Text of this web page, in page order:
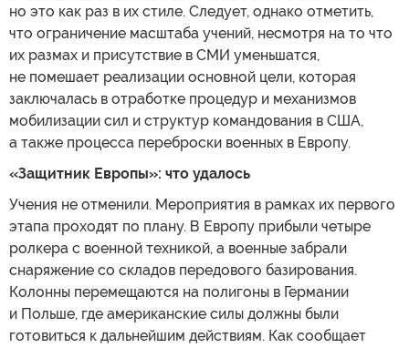
но это как раз в их стиле. Следует, однако отметить,
что ограничение масштаба учений, несмотря на то что
их размах и присутствие в СМИ уменьшатся,
не помешает реализации основной цели, которая
заключалась в отработке процедур и механизмов
мобилизации сил и структур командования в США,
а также процесса переброски военных в Европу.
«Защитник Европы»: что удалось
Учения не отменили. Мероприятия в рамках их первого
этапа проходят по плану. В Европу прибыли четыре
ролкера с военной техникой, а военные забрали
снаряжение со складов передового базирования.
Колонны перемещаются на полигоны в Германии
и Польше, где американские силы должны были
готовиться к дальнейшим действиям. Как сообщает